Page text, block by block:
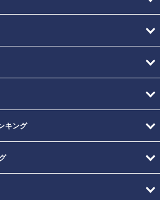
キング